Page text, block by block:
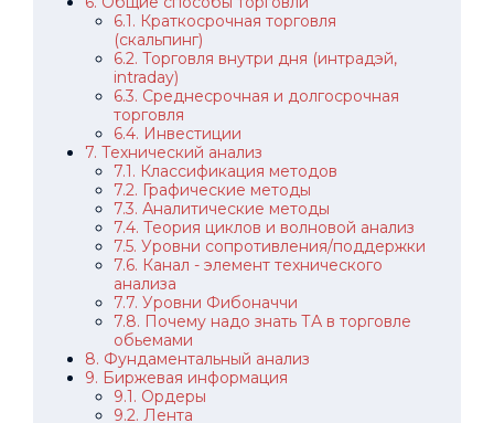
6.1. Краткосрочная торговля
(скальпинг)
6.2. Торговля внутри дня (интрадэй,
intraday)
6.3. Среднесрочная и долгосрочная
торговля
6.4. Инвестиции
7. Технический анализ
7.1. Классификация методов
7.2. Графические методы
7.3. Аналитические методы
7.4. Теория циклов и волновой анализ
7.5. Уровни сопротивления/поддержки
7.6. Канал - элемент технического
анализа
7.7. Уровни Фибоначчи
7.8. Почему надо знать ТА в торговле
обьемами
8. Фундаментальный анализ
9. Биржевая информация
9.1. Ордеры
9.2. Лента